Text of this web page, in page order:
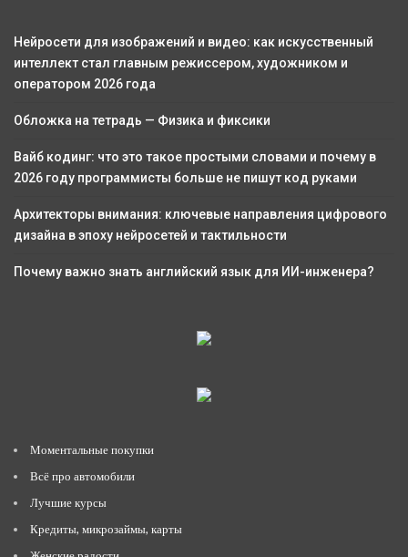
Нейросети для изображений и видео: как искусственный
интеллект стал главным режиссером, художником и
оператором 2026 года
Обложка на тетрадь — Физика и фиксики
Вайб кодинг: что это такое простыми словами и почему в
2026 году программисты больше не пишут код руками
Архитекторы внимания: ключевые направления цифрового
дизайна в эпоху нейросетей и тактильности
Почему важно знать английский язык для ИИ-инженера?
Моментальные покупки
Всё про автомобили
Лучшие курсы
Кредиты, микрозаймы, карты